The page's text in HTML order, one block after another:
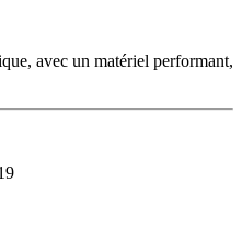
avec un matériel performant,